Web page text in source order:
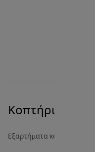
Κοπτήριο
Εξαρτήματα και αξεσουάρ